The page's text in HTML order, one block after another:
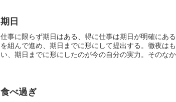
期日
仕事に限らず期日はある、得に仕事は期日が明確にあ
を組んで進め、期日までに形にして提出する。徹夜は
い、期日までに形にしたのが今の自分の実力。そのな
食べ過ぎ